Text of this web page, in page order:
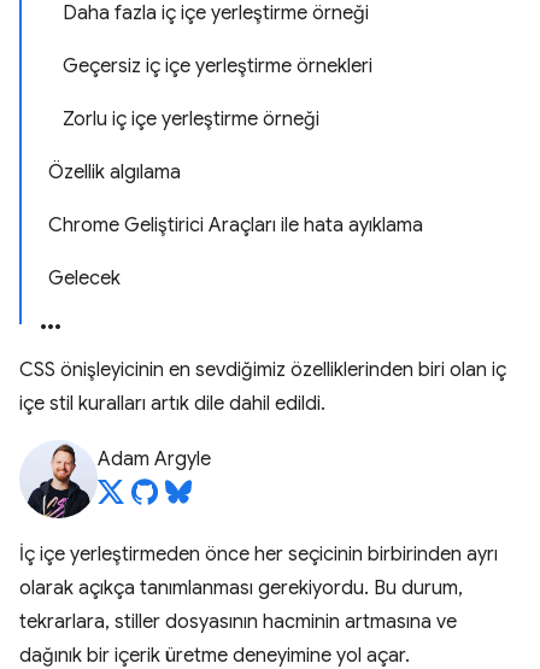
Daha fazla iç içe yerleştirme örneği
Geçersiz iç içe yerleştirme örnekleri
Zorlu iç içe yerleştirme örneği
Özellik algılama
Chrome Geliştirici Araçları ile hata ayıklama
Gelecek
CSS önişleyicinin en sevdiğimiz özelliklerinden biri olan iç
içe stil kuralları artık dile dahil edildi.
Adam Argyle
İç içe yerleştirmeden önce her seçicinin birbirinden ayrı
olarak açıkça tanımlanması gerekiyordu. Bu durum,
tekrarlara, stiller dosyasının hacminin artmasına ve
dağınık bir içerik üretme deneyimine yol açar.